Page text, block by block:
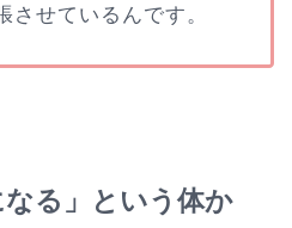
させているんです。
なる」という体か